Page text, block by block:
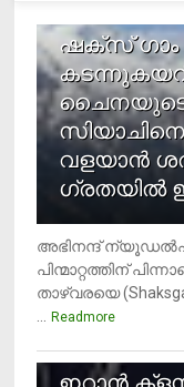
ഷക്സ് ​ഗാം
ചൈനയുടെ
വളയാൻ
ഗ്രതയിൽ
അഭിനന്ദ്
പിന്മാറ്റത്തിന്
താഴ്‌വരയെ
Readmore